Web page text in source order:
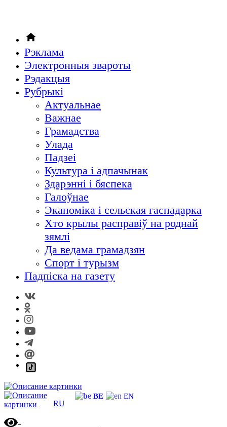
Рэклама
Электронныя звароты
Рэдакцыя
Рубрыкi
Актуальнае
Важнае
Грамадства
Улада
Падзеі
Культура і адпачынак
Здарэнні і бяспека
Галоўнае
Эканоміка і сельская гаспадарка
Хто крылы расправіў на роднай
зямлі
Да ведама грамадзян
Спорт і турызм
Падпіска на газету
RU
BE EN